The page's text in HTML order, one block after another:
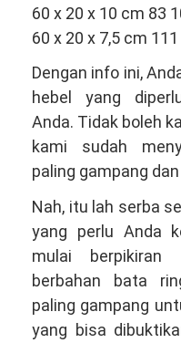
60 x 20 x 10 cm 83
60 x 20 x 7,5 cm 111
Dengan info ini,
hebel yang
Anda. Tidak boleh
kami sudah
paling gampang
Nah, itu lah serba
yang perlu Anda
mulai berpikiran
berbahan bata
paling gampang
yang bisa